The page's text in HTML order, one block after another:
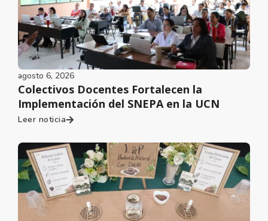
agosto 6, 2026
Colectivos Docentes Fortalecen la
Implementación del SNEPA en la UCN
Leer noticia